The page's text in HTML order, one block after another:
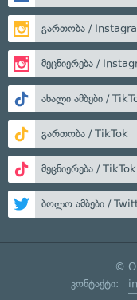
გართობა /
მეცნიერება /
ახალი ამბები /
გართობა / TikTok
მეცნიერება / TikTok
ბოლო ამბები /
©
კონტაქტი: